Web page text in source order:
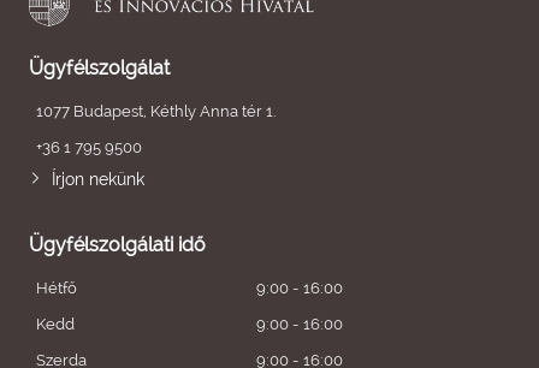
Ügyfélszolgálat
1077 Budapest, Kéthly Anna tér 1.
+36 1 795 9500
Írjon nekünk
Ügyfélszolgálati idő
Hétfő
9:00 - 16:00
Kedd
9:00 - 16:00
Szerda
9:00 - 16:00